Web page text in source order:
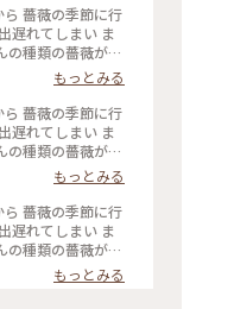
の種類の薔薇が咲
りお茶をしたい
もっとみる
の種類の薔薇が咲
りお茶をしたい
もっとみる
の種類の薔薇が咲
りお茶をしたい
もっとみる